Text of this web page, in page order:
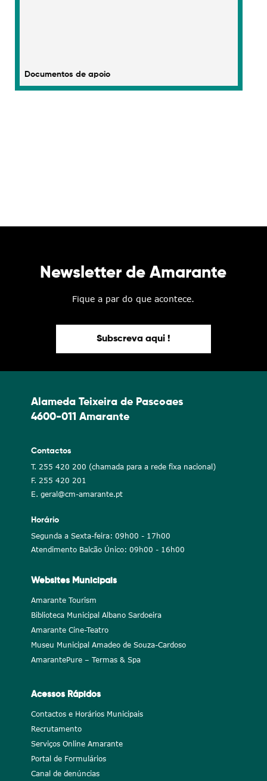
Documentos de apoio
Newsletter de Amarante
Fique a par do que acontece.
Subscreva aqui !
Alameda Teixeira de Pascoaes
4600-011 Amarante
Contactos
T. 255 420 200 (chamada para a rede fixa nacional)
F. 255 420 201
E. geral@cm-amarante.pt
Horário
Segunda a Sexta-feira: 09h00 - 17h00
Atendimento Balcão Único: 09h00 - 16h00
Websites Municipais
Amarante Tourism
Biblioteca Municipal Albano Sardoeira
Amarante Cine-Teatro
Museu Municipal Amadeo de Souza-Cardoso
AmarantePure – Termas & Spa
Acessos Rápidos
Contactos e Horários Municipais
Recrutamento
Serviços Online Amarante
Portal de Formulários
Canal de denúncias